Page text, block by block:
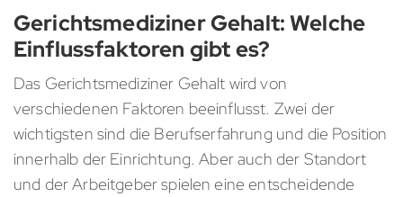
Gerichtsmediziner Gehalt: Welche
Einflussfaktoren gibt es?
Das Gerichtsmediziner Gehalt wird von
verschiedenen Faktoren beeinflusst. Zwei der
wichtigsten sind die Berufserfahrung und die Position
innerhalb der Einrichtung. Aber auch der Standort
und der Arbeitgeber spielen eine entscheidende